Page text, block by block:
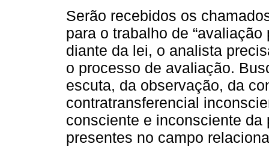
Serão recebidos os
para o trabalho de
diante da lei, o analista
o processo de avaliação.
escuta, da observação, da
contratransferencial
consciente e inconsciente
presentes no campo